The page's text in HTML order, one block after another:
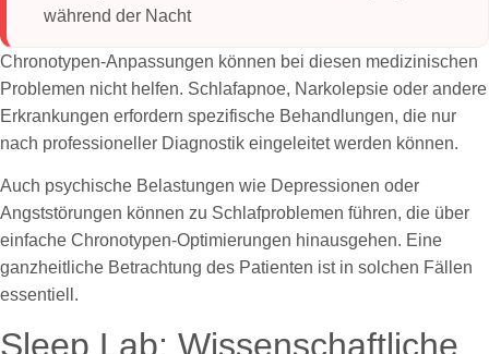
während der Nacht
Chronotypen-Anpassungen können bei diesen medizinischen
Problemen nicht helfen. Schlafapnoe, Narkolepsie oder andere
Erkrankungen erfordern spezifische Behandlungen, die nur
nach professioneller Diagnostik eingeleitet werden können.
Auch psychische Belastungen wie Depressionen oder
Angststörungen können zu Schlafproblemen führen, die über
einfache Chronotypen-Optimierungen hinausgehen. Eine
ganzheitliche Betrachtung des Patienten ist in solchen Fällen
essentiell.
Sleep Lab: Wissenschaftliche